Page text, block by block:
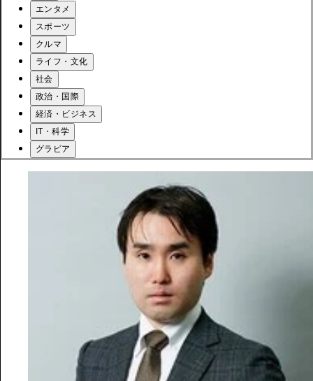
エンタメ
スポーツ
クルマ
ライフ・文化
社会
政治・国際
経済・ビジネス
IT・科学
グラビア